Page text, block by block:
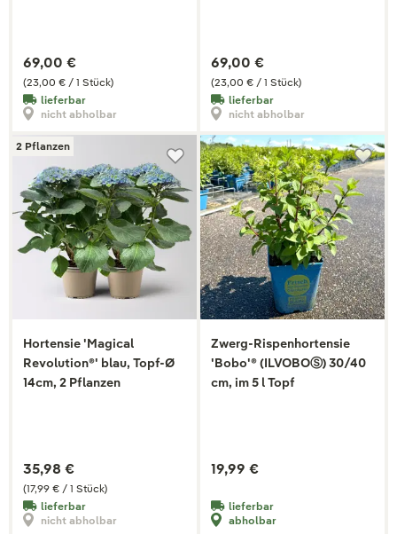
(23,00 € / 1 Stück)
69,00 €
lieferbar
nicht abholbar
(23,00 € / 1 Stück)
69,00 €
lieferbar
nicht abholbar
2 Pflanzen
Hortensie 'Magical
Revolution®' blau, Topf-Ø
14cm, 2 Pflanzen
(17,99 € / 1 Stück)
35,98 €
lieferbar
nicht abholbar
Zwerg-Rispenhortensie
'Bobo'® (ILVOBOⓈ) 30/40
cm, im 5 l Topf
19,99 €
lieferbar
abholbar